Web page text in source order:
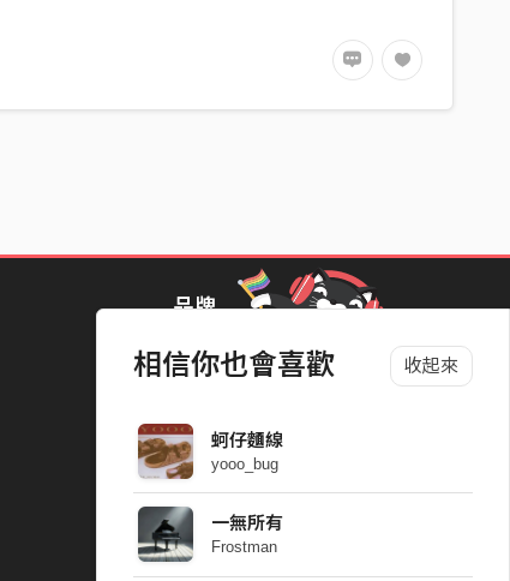
相信你也會喜歡 收起來
蚵仔麵線
yooo_bug
一無所有
Frostman
品牌
StreetVoice Awards 街聲音樂獎
Blow 吹音樂
Packer 派歌
SimpleLife 簡單生活節
ParkPark Carnival
一起比 YEAH 吧